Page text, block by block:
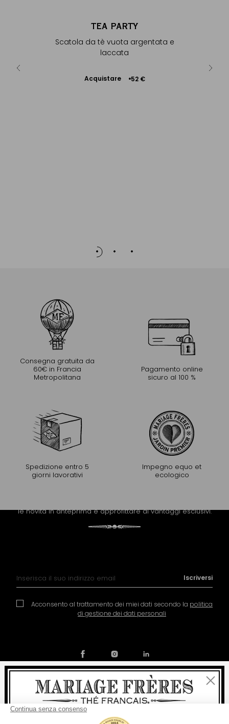
TEA PARTY
Scatola da tè vuota argentata e
laccata
Acquistare 52 €
Aggiungere
Consegna gratuita da
60€ in Francia
Metropolitana
Pagamento online
sicuro al 100 %
Spedizione entro 5
giorni lavorativi
Impegno equo et
ecologico
le novità in anteprima e approfittare di vantaggi esclusivi.
Acconsento al trattamento dei miei dati secondo la politica
di gestione dei dati personali
Iscriversi
Condizioni generali di vendita
Chiudi